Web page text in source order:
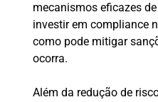
mecanismos eficazes
investir em compliance
como pode mitigar
ocorra.
Além da redução de